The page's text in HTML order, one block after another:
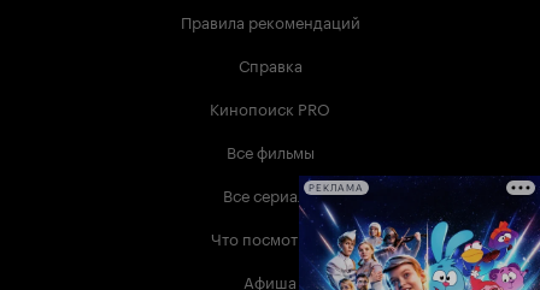
Правила рекомендаций
Справка
Кинопоиск PRO
Все фильмы
Все сериалы
Что посмотреть
Афиша
РЕКЛАМА